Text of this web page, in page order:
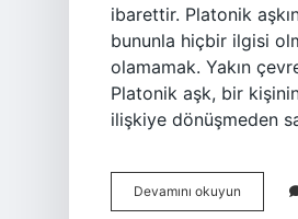
ibarettir. Platonik
bununla hiçbir ilgisi
olamamak. Yakın
Platonik aşk, bir
ilişkiye dönüşmeden
Devamını okuyun Platonik
Ask